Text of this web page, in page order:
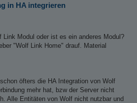
args) in /app/
args)
Aborted                 (core dumped) /
services: stopping
services successfully stopped
cont-init: stopping
cont-init successfully stopped
attrs: stopping
successfully stopped
oneshot-runner: stopping
oneshot-runner successfully stopped
in HA integrieren
Modul oder ist es ein anderes Modul?
"Wolf Link Home" drauf. Material
öfters die HA Integration von Wolf
mehr hat, bzw der Server nicht
Alle Entitäten von Wolf nicht nutzbar und